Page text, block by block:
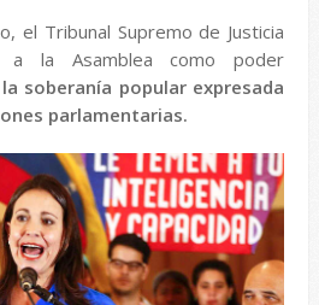
el Tribunal Supremo de Justicia
a la Asamblea como poder
soberanía popular expresada
parlamentarias.